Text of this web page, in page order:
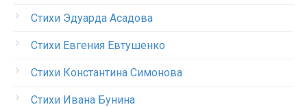
Стихи Эдуарда Асадова
Стихи Евгения Евтушенко
Стихи Константина Симонова
Стихи Ивана Бунина